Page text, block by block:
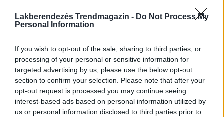
Lakberendezés Trendmagazin - Do Not Process My
Personal Information
If you wish to opt-out of the sale, sharing to third parties, or
processing of your personal or sensitive information for
targeted advertising by us, please use the below opt-out
section to confirm your selection. Please note that after your
opt-out request is processed you may continue seeing
interest-based ads based on personal information utilized by
us or personal information disclosed to third parties prior to
több képpel a lakberendezés, otthonteremtés, lakásdekoráció,
lakásfelújítás témaköreiben kínál hasznos ötleteket, tippeket, ad
inspirációt és információkat cégekről, újdonságokról, az örökké
változó trendekről. Gyűjts anyagot saját terveidhez a hatalmas
ötlet és képanyagból és keresd meg projektedhez a megfelelő
beszerzési forrásokat, szakembereket.